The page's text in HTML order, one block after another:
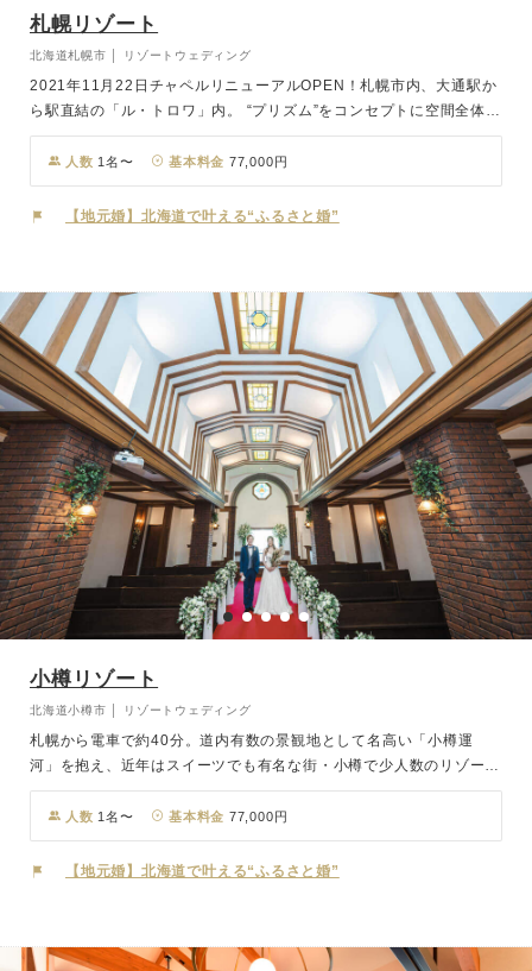
札幌リゾート
北海道札幌市 │ リゾートウェディング
2021年11月22日チャペルリニューアルOPEN！札幌市内、大通駅か
ら駅直結の「ル・トロワ」内。 “プリズム”をコンセプトに空間全体を
色と光が交わる幻想的なチャペルに生まれ変わります。札幌市内中心
部に近いので観光にも便利。お打合せは電話やメールでも可能ですの
で、全国どこにお住まいでも安心して当日をお迎えいただけます。
人数 1名〜 基本料金 77,000円
【地元婚】北海道で叶える“ふるさと婚”
小樽リゾート
北海道小樽市 │ リゾートウェディング
札幌から電車で約40分。道内有数の景観地として名高い「小樽運
河」を抱え、近年はスイーツでも有名な街・小樽で少人数のリゾート
ウェディングが叶います。数々の歴史的建築物が並び、明治時代から
発展してきたどこかレトロな街並と、その街並を意識した内装のチャ
ペル。訪れる人を懐かしい気持ちにさせてくれます。お打合せは電話
やメールでも可能ですので、全国どこにお住まいでも安心して当日を
人数 1名〜 基本料金 77,000円
【地元婚】北海道で叶える“ふるさと婚”